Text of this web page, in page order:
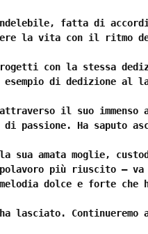
indelebile, fatta di
la vita con il ritmo
con la stessa
di dedizione al
il suo immenso
passione. Ha saputo
amata moglie,
più riuscito —
dolce e forte che
lasciato.